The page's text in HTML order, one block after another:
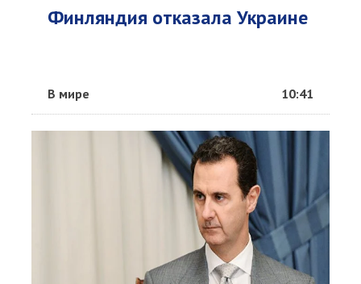
Финляндия отказала Украине
В мире 10:41